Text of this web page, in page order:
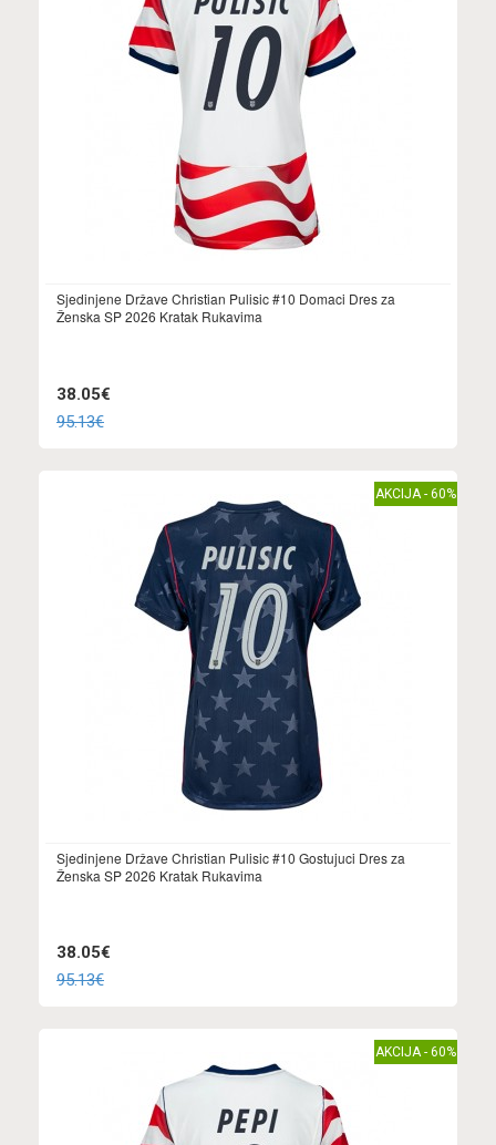
Sjedinjene Države Christian Pulisic #10 Domaci Dres za
Ženska SP 2026 Kratak Rukavima
38.05€
95.13€
AKCIJA - 60%
Sjedinjene Države Christian Pulisic #10 Gostujuci Dres za
Ženska SP 2026 Kratak Rukavima
38.05€
95.13€
AKCIJA - 60%